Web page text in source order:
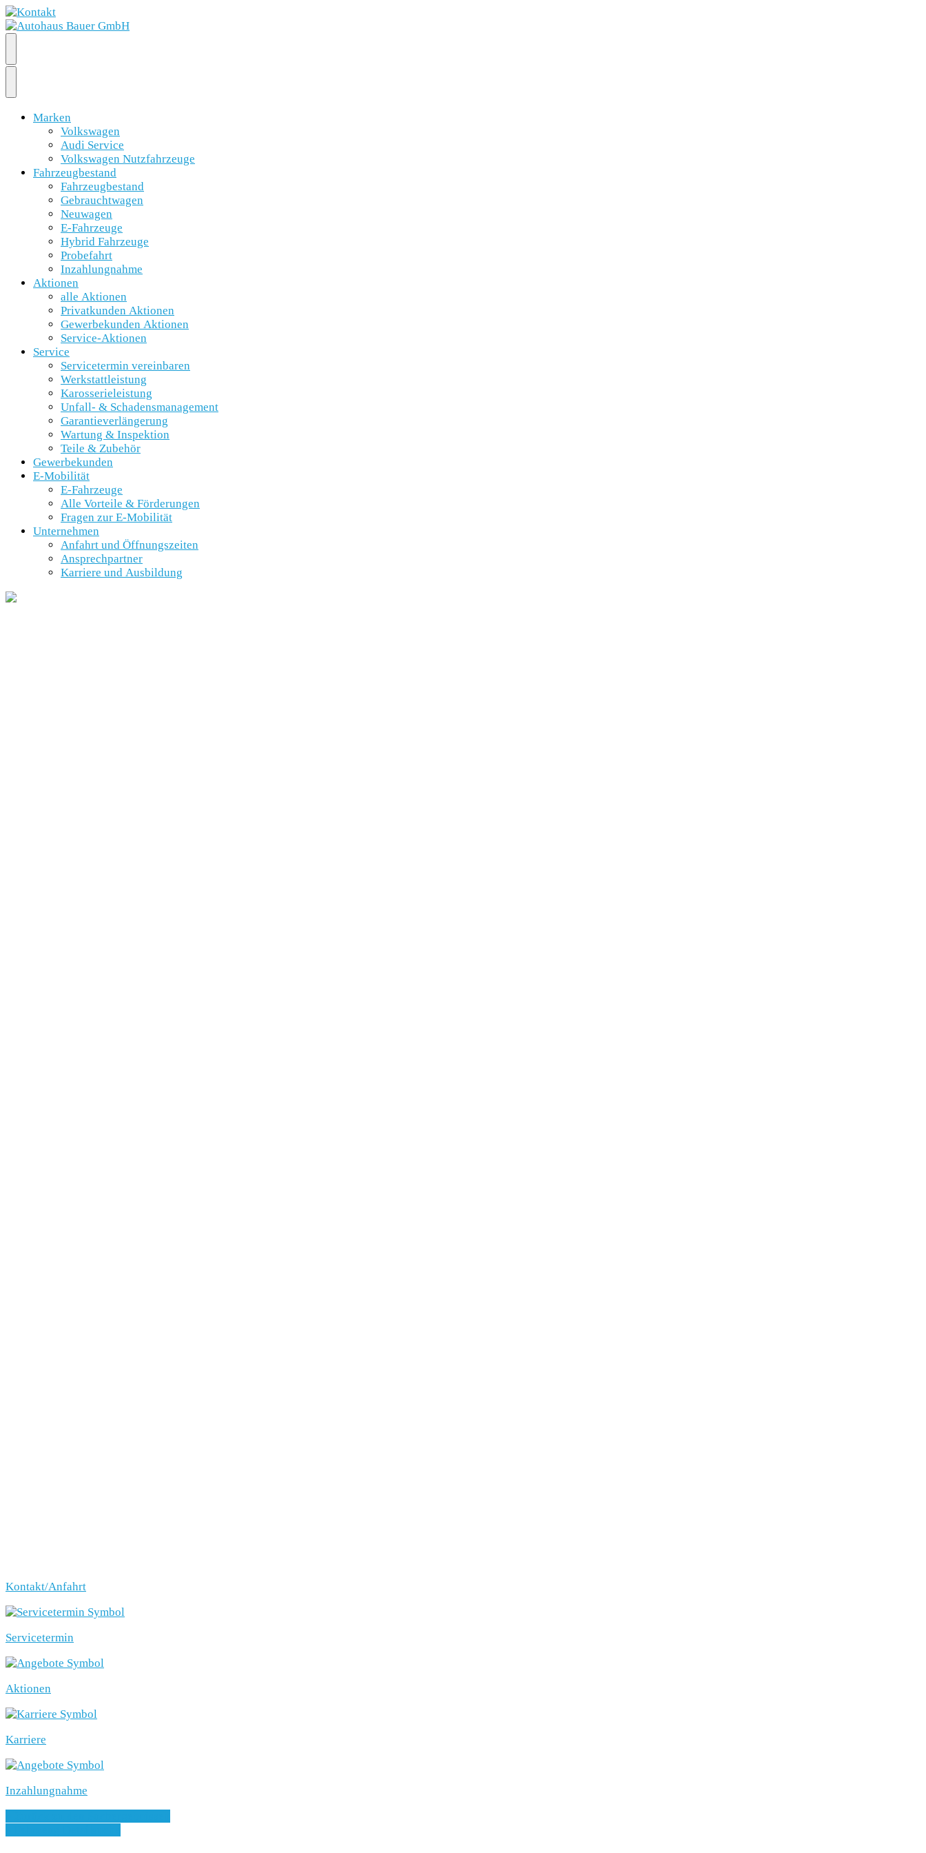
Marken
Volkswagen
Audi Service
Volkswagen Nutzfahrzeuge
Fahrzeugbestand
Fahrzeugbestand
Gebrauchtwagen
Neuwagen
E-Fahrzeuge
Hybrid Fahrzeuge
Probefahrt
Inzahlungnahme
Aktionen
alle Aktionen
Privatkunden Aktionen
Gewerbekunden Aktionen
Service-Aktionen
Service
Servicetermin vereinbaren
Werkstattleistung
Karosserieleistung
Unfall- & Schadensmanagement
Garantieverlängerung
Wartung & Inspektion
Teile & Zubehör
Gewerbekunden
E-Mobilität
E-Fahrzeuge
Alle Vorteile & Förderungen
Fragen zur E-Mobilität
Unternehmen
Anfahrt und Öffnungszeiten
Ansprechpartner
Karriere und Ausbildung
Kontakt/Anfahrt
Servicetermin
Aktionen
Karriere
Inzahlungnahme